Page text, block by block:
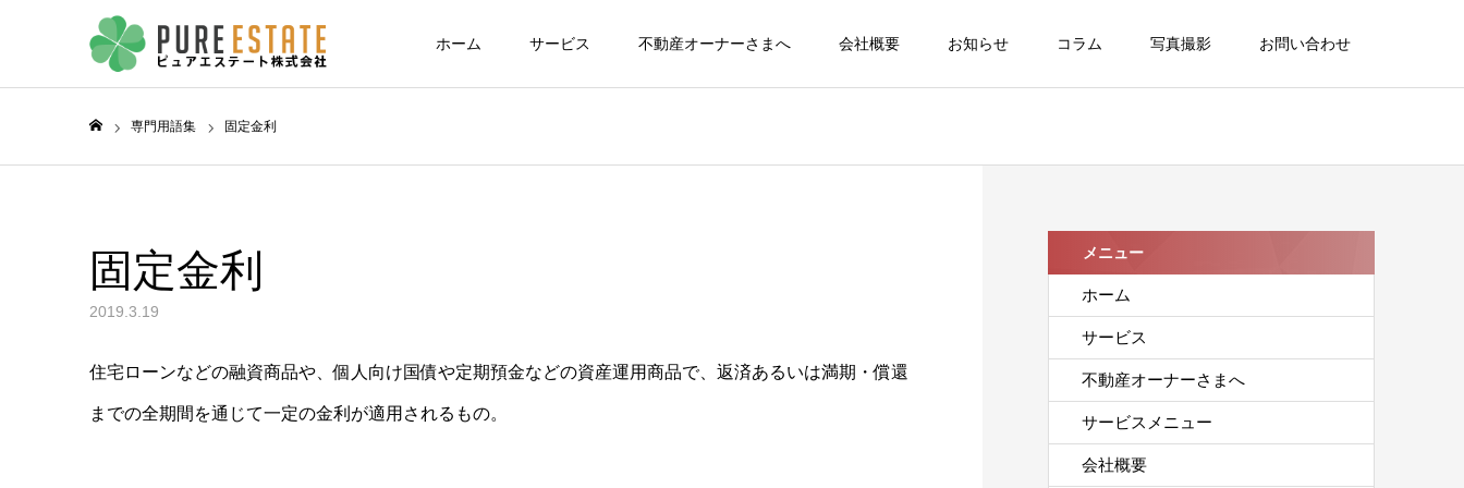
ホーム サービス 不動産オーナーさまへ 会社概要 お知らせ コラム 写真撮影 お問い合わせ
専門用語集 固定金利
固定金利
2019.3.19
住宅ローンなどの融資商品や、個人向け国債や定期預金などの資産運用商品で、返済あるいは満期・償還
までの全期間を通じて一定の金利が適用されるもの。
メニュー
ホーム
サービス
不動産オーナーさまへ
サービスメニュー
会社概要